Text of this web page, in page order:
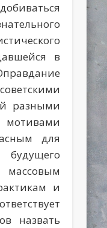
в
разными
мотивами
для
и
назвать